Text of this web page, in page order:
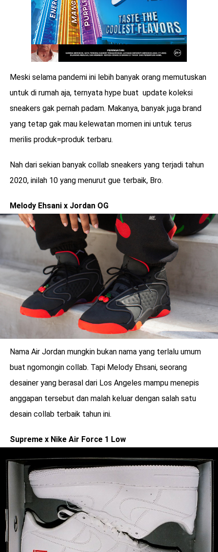
Meski selama pandemi ini lebih banyak orang memutuskan
untuk di rumah aja, ternyata hype buat update koleksi
sneakers gak pernah padam. Makanya, banyak juga brand
yang tetap gak mau kelewatan momen ini untuk terus
merilis produk=produk terbaru.
Nah dari sekian banyak collab sneakers yang terjadi tahun
2020, inilah 10 yang menurut gue terbaik, Bro.
Melody Ehsani x Jordan OG
Nama Air Jordan mungkin bukan nama yang terlalu umum
buat ngomongin collab. Tapi Melody Ehsani, seorang
desainer yang berasal dari Los Angeles mampu menepis
anggapan tersebut dan malah keluar dengan salah satu
desain collab terbaik tahun ini.
Supreme x Nike Air Force 1 Low